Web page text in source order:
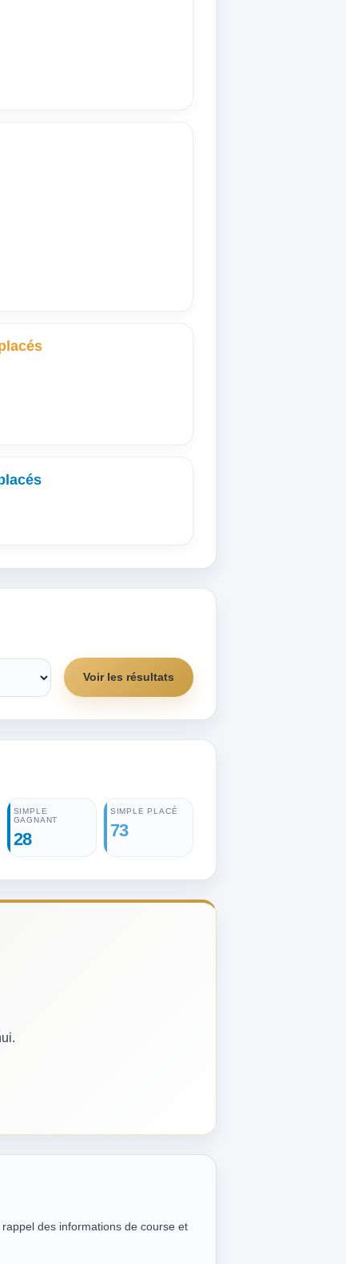
Voir les résultats
SIMPLE
GAGNANT
28
SIMPLE PLACÉ
73
des informations de course et